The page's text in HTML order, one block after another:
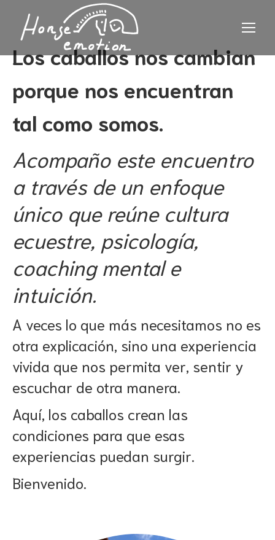
Los caballos nos cambian
porque nos encuentran
tal como somos.
Acompaño este encuentro
a través de un enfoque
único que reúne cultura
ecuestre, psicología,
coaching mental e
intuición.
A veces lo que más necesitamos no es
otra explicación, sino una experiencia
vivida que nos permita ver, sentir y
escuchar de otra manera.
Aquí, los caballos crean las
condiciones para que esas
experiencias puedan surgir.
Bienvenido.